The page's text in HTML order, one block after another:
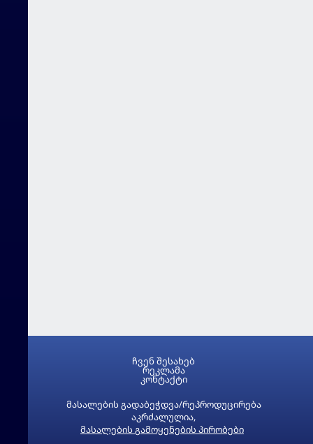
მასალების გადაბეჭდვა/რეპროდუცირება
აკრძალულია,
მასალების გამოყენების პირობები
ჩვენ შესახებ
რეკლამა
კონტაქტი